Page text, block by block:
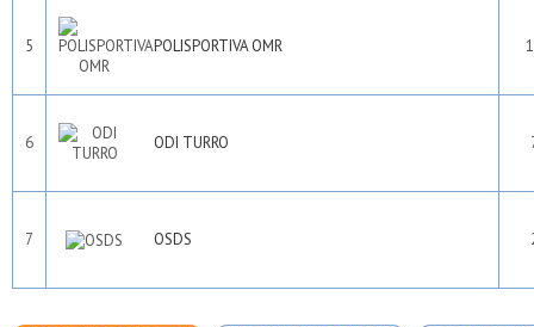
5 POLISPORTIVA OMR
6 ODI TURRO
7 OSDS